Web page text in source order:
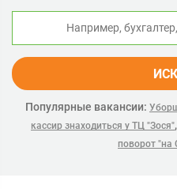
Популярные вакансии:
кассир знаходиться у ТЦ "Зося",
поворот "на